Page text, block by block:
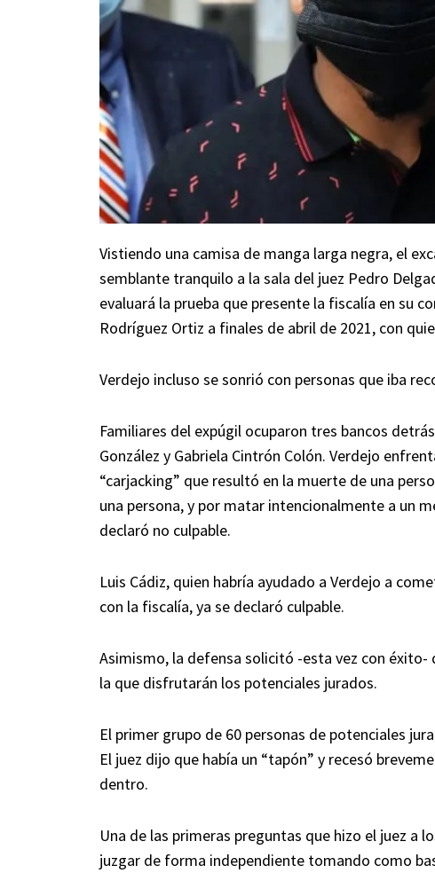
Vistiendo una camisa de manga larga negra, el
semblante tranquilo a la sala del juez Pedro
evaluará la prueba que presente la fiscalía en su
Rodríguez Ortiz a finales de abril de 2021, con
Verdejo incluso se sonrió con personas que iba
Familiares del expúgil ocuparon tres bancos
González y Gabriela Cintrón Colón. Verdejo
“carjacking” que resultó en la muerte de una
una persona, y por matar intencionalmente a un
declaró no culpable.
Luis Cádiz, quien habría ayudado a Verdejo a
con la fiscalía, ya se declaró culpable.
Asimismo, la defensa solicitó -esta vez con
la que disfrutarán los potenciales jurados.
El primer grupo de 60 personas de potenciales
El juez dijo que había un “tapón” y recesó
dentro.
Una de las primeras preguntas que hizo el juez a
juzgar de forma independiente tomando como